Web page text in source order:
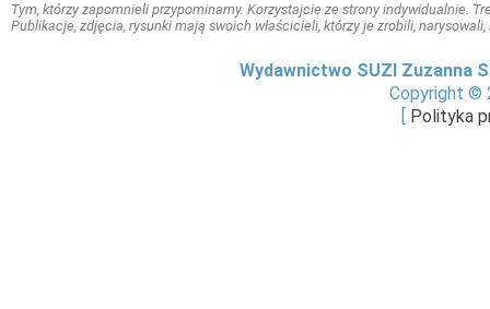
Tym, którzy zapomnieli przypominamy. Korzystajcie ze strony indywidualnie.
Publikacje, zdjęcia, rysunki mają swoich właścicieli, którzy je zrobili,
Wydawnictwo SUZI Zuzanna
Copyright ©
Polityka